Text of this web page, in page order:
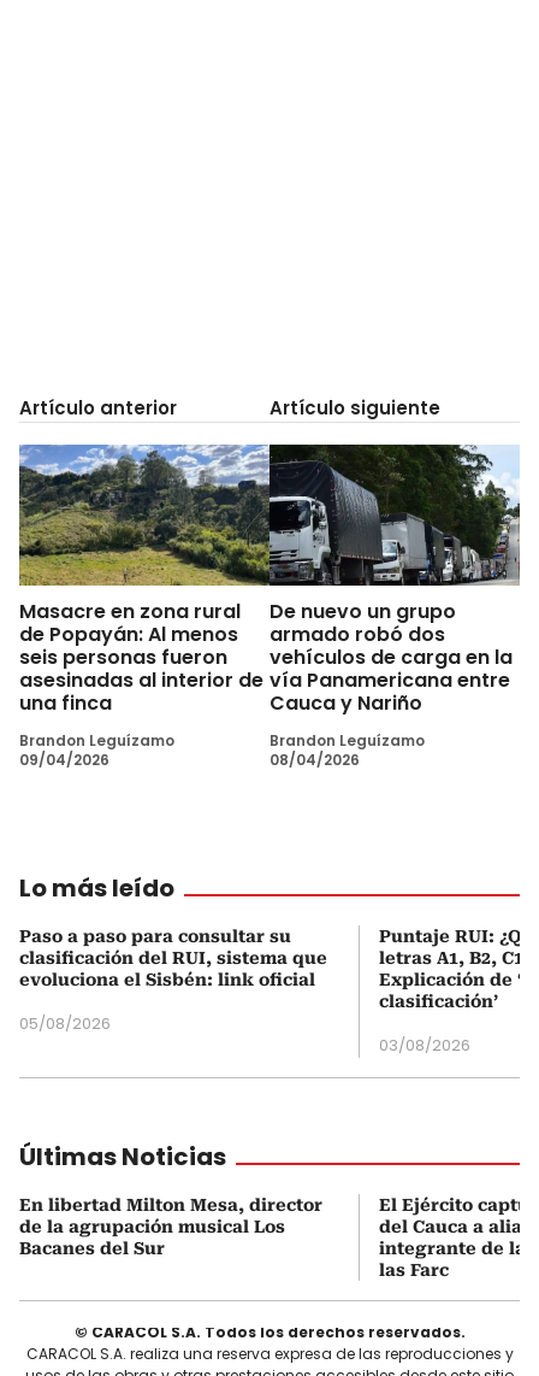
Artículo anterior
Masacre en zona rural
de Popayán: Al menos
seis personas fueron
asesinadas al interior de
una finca
Brandon Leguízamo
09/04/2026
Artículo siguiente
De nuevo un grupo
armado robó dos
vehículos de carga en la
vía Panamericana entre
Cauca y Nariño
Brandon Leguízamo
08/04/2026
Lo más leído
Paso a paso para consultar su
clasificación del RUI, sistema que
evoluciona el Sisbén: link oficial
05/08/2026
Puntaje RUI:
letras A1, B2, C1
Explicación de
clasificación’
03/08/2026
Últimas Noticias
En libertad Milton Mesa, director
de la agrupación musical Los
Bacanes del Sur
El Ejército
del Cauca a alias
integrante de
las Farc
© CARACOL S.A. Todos los derechos reservados.
CARACOL S.A. realiza una reserva expresa de las reproducciones y